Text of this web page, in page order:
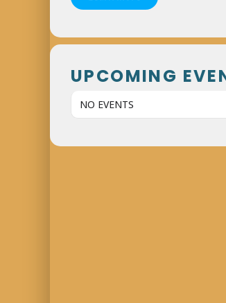
UPCOMING
NO EVENTS